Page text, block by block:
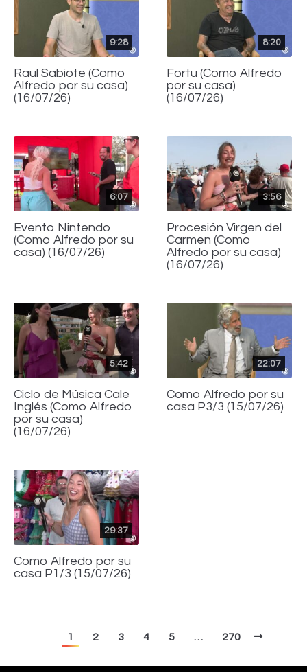
9:28
Raul Sabiote (Como
Alfredo por su casa)
(16/07/26)
8:20
Fortu (Como Alfredo
por su casa)
(16/07/26)
6:07
Evento Nintendo
(Como Alfredo por su
casa) (16/07/26)
3:56
Procesión Virgen del
Carmen (Como
Alfredo por su casa)
(16/07/26)
5:42
Ciclo de Música Cale
Inglés (Como Alfredo
por su casa)
(16/07/26)
22:07
Como Alfredo por su
casa P3/3 (15/07/26)
29:37
Como Alfredo por su
casa P1/3 (15/07/26)
1 2 3 4 5 … 270